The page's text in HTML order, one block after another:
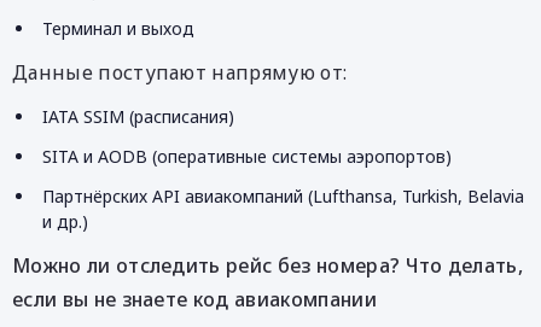
Терминал и выход
Данные поступают напрямую от:
IATA SSIM (расписания)
SITA и AODB (оперативные системы аэропортов)
Партнёрских API авиакомпаний (Lufthansa, Turkish, Belavia
и др.)
Можно ли отследить рейс без номера? Что делать,
если вы не знаете код авиакомпании